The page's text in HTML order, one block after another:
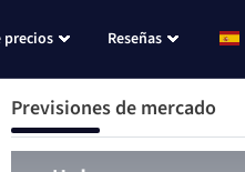
precios Reseñas
Previsiones de mercado